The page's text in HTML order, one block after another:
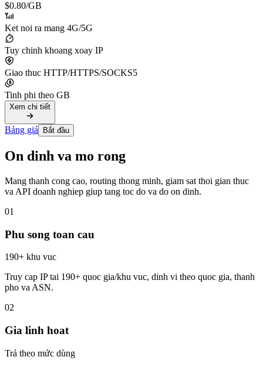
$0.80/GB
Ket noi ra mang 4G/5G
Tuy chinh khoang xoay IP
Giao thuc HTTP/HTTPS/SOCKS5
Tinh phi theo GB
Xem chi tiết
Bảng giá Bắt đầu
On dinh va mo rong
Mang thanh cong cao, routing thong minh, giam sat thoi gian thuc
va API doanh nghiep giup tang toc do va do on dinh.
01
Phu song toan cau
190+ khu vuc
Truy cap IP tai 190+ quoc gia/khu vuc, dinh vi theo quoc gia, thanh
pho va ASN.
02
Gia linh hoat
Trả theo mức dùng